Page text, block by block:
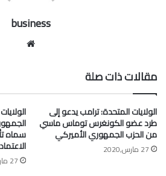
business
مقالات ذات صلة
الولايات المتحدة: ترامب يدعو إلى
طرد عضو الكونغرس توماس ماسي
من الحزب الجمهوري الأميركي
27 مارس,2020
سماه
27 مارس,2020